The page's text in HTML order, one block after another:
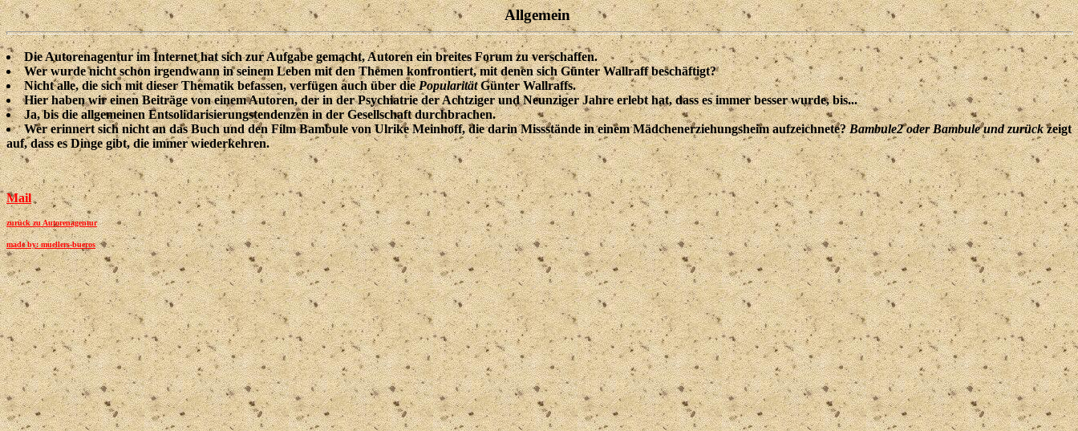
Allgemein
DieAutorenagentur im Internethat sich zur Aufgabe gemacht, Autoren ein breites Forum zu verschaffen.
Wer wurde nicht schon irgendwann in seinem Leben mit den Themen konfrontiert, mit denen sich Günter Wallraff beschäftigt?
Nicht alle, die sich mit dieser Thematik befassen, verfügen auch über diePopularitätGünter Wallraffs.
Hier haben wir einen Beiträge von einem Autoren, der in der Psychiatrie der Achtziger und Neunziger Jahre erlebt hat, dass es immer besser wurde, bis...
Ja, bis die allgemeinen Entsolidarisierungstendenzen in der Gesellschaft durchbrachen.
Wer erinnert sich nicht an das Buch und den Film Bambule von Ulrike Meinhoff, die darin Missstände in einem Mädchenerziehungsheim aufzeichnete?Bambule2 oder Bambule und zurückzeigt
auf, dass es Dinge gibt, die immer wiederkehren.
Mail
zurück zu Autorenagentur
made by: muellers-bueros